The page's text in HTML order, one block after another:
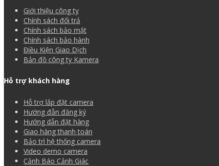
Giới thiệu công ty
Chính sách đổi trả
Chính sách bảo mật
Chính sách bảo hành
Điều Kiện Giao Dịch
Bản đồ công ty Kamera
Hỗ trợ khách hàng
Hỗ trợ lắp đặt camera
Hướng đẫn đăng ký
Hướng dẫn đặt hàng
Giao hàng thanh toán
Bảo trì hệ thống camera
Video demo camera
Cảnh Báo Cảnh Giác